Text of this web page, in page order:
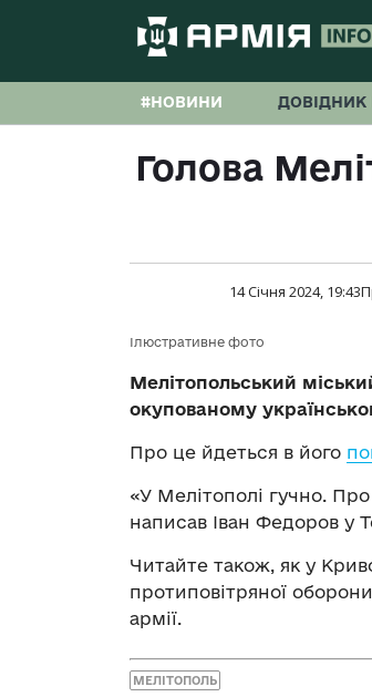
#НОВИНИ ДОВІДНИК
Голова
14 Січня 2024, 19:43
Ілюстративне фото
Мелітопольський
окупованому
Про це йдеться в його
«У Мелітополі гучно.
написав Іван Федоров у
Читайте також, як у
протиповітряної
армії.
МЕЛІТОПОЛЬ